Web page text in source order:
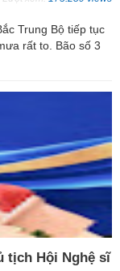
Trung Bộ tiếp tục
rất to. Bão số 3
tịch Hội Nghệ sĩ